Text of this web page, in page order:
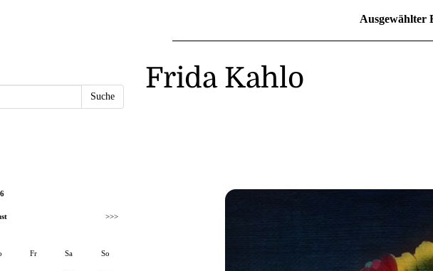
Ausgewählter
Frida Kahlo
>>>
Fr Sa So